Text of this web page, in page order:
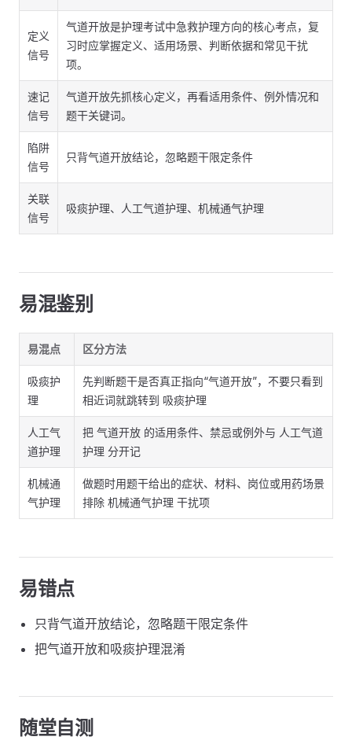
定义
信号
气道开放是护理考试中急救护理方向的核心考点，复
习时应掌握定义、适用场景、判断依据和常见干扰
项。
速记
信号
气道开放先抓核心定义，再看适用条件、例外情况和
题干关键词。
陷阱
信号
只背气道开放结论，忽略题干限定条件
关联
信号
吸痰护理、人工气道护理、机械通气护理
易混鉴别
易混点 区分方法
吸痰护
理
先判断题干是否真正指向“气道开放”，不要只看到
相近词就跳转到 吸痰护理
人工气
道护理
把 气道开放 的适用条件、禁忌或例外与 人工气道
护理 分开记
机械通
气护理
做题时用题干给出的症状、材料、岗位或用药场景
排除 机械通气护理 干扰项
易错点
只背气道开放结论，忽略题干限定条件
把气道开放和吸痰护理混淆
随堂自测